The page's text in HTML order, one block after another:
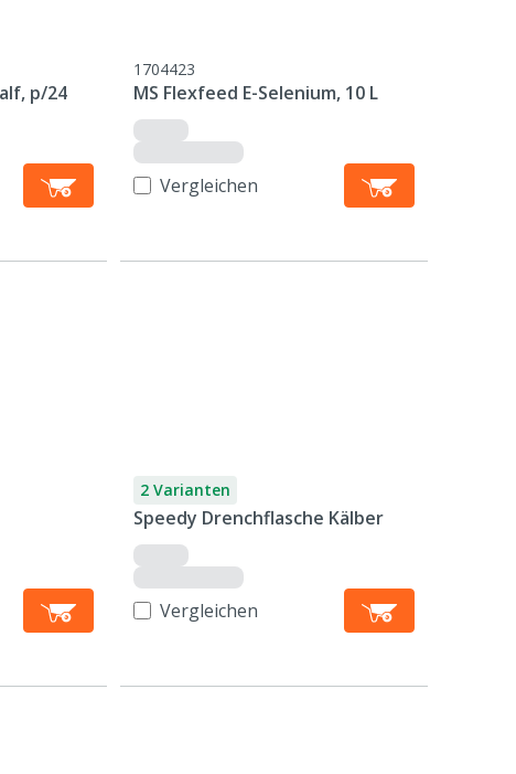
p/24
1704423
MS Flexfeed E-Selenium, 10 L
Vergleichen
2 Varianten
Speedy Drenchflasche Kälber
Vergleichen